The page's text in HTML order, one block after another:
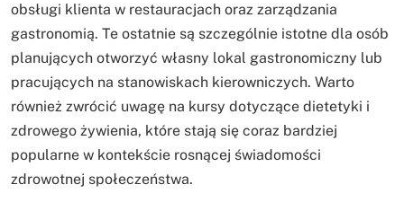
obsługi klienta w restauracjach oraz zarządzania
gastronomią. Te ostatnie są szczególnie istotne dla osób
planujących otworzyć własny lokal gastronomiczny lub
pracujących na stanowiskach kierowniczych. Warto
również zwrócić uwagę na kursy dotyczące dietetyki i
zdrowego żywienia, które stają się coraz bardziej
popularne w kontekście rosnącej świadomości
zdrowotnej społeczeństwa.